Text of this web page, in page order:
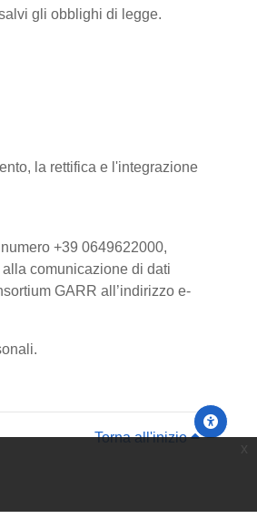
gli obblighi di legge.
la rettifica e l'integrazione
+39 0649622000,
comunicazione di dati
GARR all’indirizzo e-
Torna all'inizio